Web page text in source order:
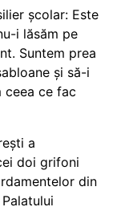
școlar: Este
i lăsăm pe
Suntem prea
și să-i
ceea ce fac
a
doi grifoni
din